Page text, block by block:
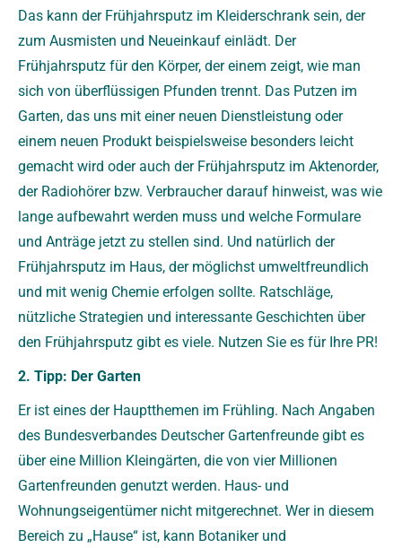
Das kann der Frühjahrsputz im Kleiderschrank sein, der
zum Ausmisten und Neueinkauf einlädt. Der
Frühjahrsputz für den Körper, der einem zeigt, wie man
sich von überflüssigen Pfunden trennt. Das Putzen im
Garten, das uns mit einer neuen Dienstleistung oder
einem neuen Produkt beispielsweise besonders leicht
gemacht wird oder auch der Frühjahrsputz im Aktenorder,
der Radiohörer bzw. Verbraucher darauf hinweist, was wie
lange aufbewahrt werden muss und welche Formulare
und Anträge jetzt zu stellen sind. Und natürlich der
Frühjahrsputz im Haus, der möglichst umweltfreundlich
und mit wenig Chemie erfolgen sollte. Ratschläge,
nützliche Strategien und interessante Geschichten über
den Frühjahrsputz gibt es viele. Nutzen Sie es für Ihre PR!
2. Tipp: Der Garten
Er ist eines der Hauptthemen im Frühling. Nach Angaben
des Bundesverbandes Deutscher Garten­freunde gibt es
über eine Million Kleingärten, die von vier Millionen
Gartenfreunden genutzt werden. Haus- und
Wohnungseigentümer nicht mitgerechnet. Wer in diesem
Bereich zu „Hause“ ist, kann Botaniker und